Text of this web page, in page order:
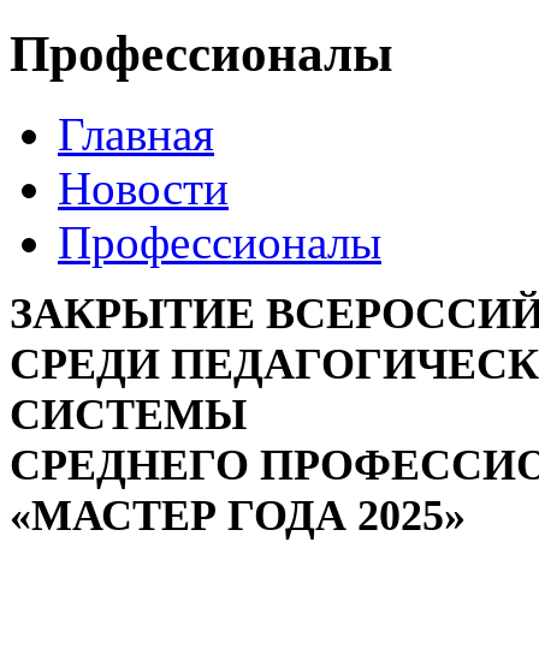
Профессионалы
Главная
Новости
Профессионалы
ЗАКРЫТИЕ
СРЕДИ
СИСТЕМЫ
СРЕДНЕГО
«МАСТЕР ГОДА 2025»